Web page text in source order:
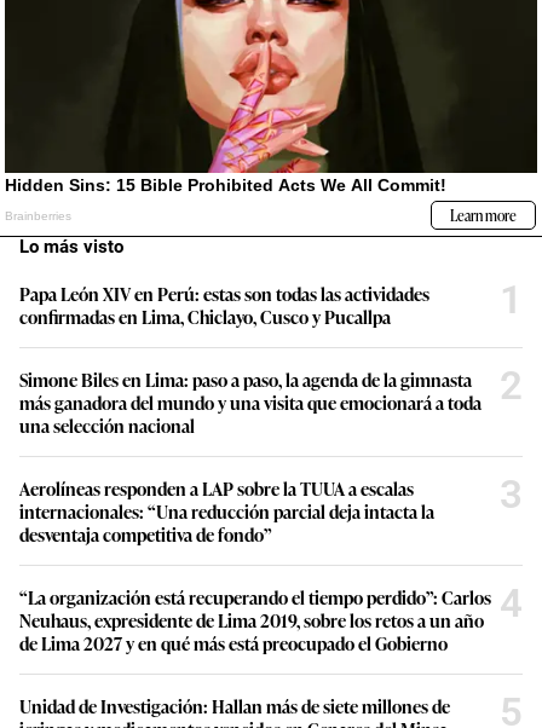
Lo más visto
Papa León XIV en Perú: estas son todas las actividades
confirmadas en Lima, Chiclayo, Cusco y Pucallpa
1
Simone Biles en Lima: paso a paso, la agenda de la gimnasta
más ganadora del mundo y una visita que emocionará a toda
una selección nacional
2
Aerolíneas responden a LAP sobre la TUUA a escalas
internacionales: “Una reducción parcial deja intacta la
desventaja competitiva de fondo”
3
“La organización está recuperando el tiempo perdido”: Carlos
Neuhaus, expresidente de Lima 2019, sobre los retos a un año
de Lima 2027 y en qué más está preocupado el Gobierno
4
Unidad de Investigación: Hallan más de siete millones de
5